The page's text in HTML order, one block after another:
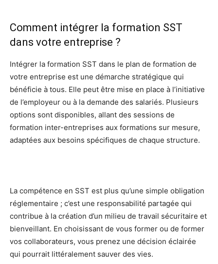
Comment intégrer la formation SST
dans votre entreprise ?
Intégrer la formation SST dans le plan de formation de
votre entreprise est une démarche stratégique qui
bénéficie à tous. Elle peut être mise en place à l’initiative
de l’employeur ou à la demande des salariés. Plusieurs
options sont disponibles, allant des sessions de
formation inter-entreprises aux formations sur mesure,
adaptées aux besoins spécifiques de chaque structure.
La compétence en SST est plus qu’une simple obligation
réglementaire ; c’est une responsabilité partagée qui
contribue à la création d’un milieu de travail sécuritaire et
bienveillant. En choisissant de vous former ou de former
vos collaborateurs, vous prenez une décision éclairée
qui pourrait littéralement sauver des vies.